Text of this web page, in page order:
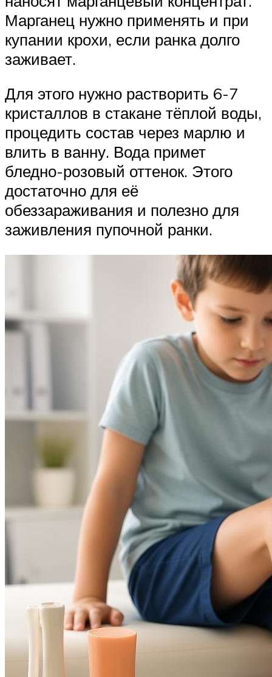
Марганец нужно применять и при
купании крохи, если ранка долго
заживает.
Для этого нужно растворить 6-7
кристаллов в стакане тёплой воды,
процедить состав через марлю и
влить в ванну. Вода примет
бледно-розовый оттенок. Этого
достаточно для её
обеззараживания и полезно для
заживления пупочной ранки.